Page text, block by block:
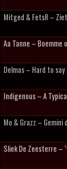
Mitged & FetsR –
Aa Tanne – Boemme
Delmas – Hard to
Indigenous – A
Mo & Grazz – Gemini
Sliek De Zeesterre –